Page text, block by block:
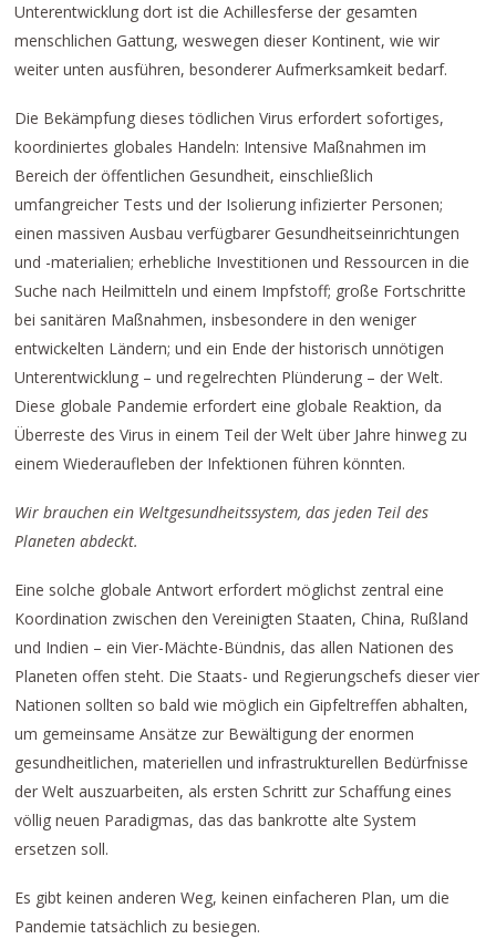
Unterentwicklung dort ist die Achillesferse der gesamten
menschlichen Gattung, weswegen dieser Kontinent, wie wir
weiter unten ausführen, besonderer Aufmerksamkeit bedarf.
Die Bekämpfung dieses tödlichen Virus erfordert sofortiges,
koordiniertes globales Handeln: Intensive Maßnahmen im
Bereich der öffentlichen Gesundheit, einschließlich
umfangreicher Tests und der Isolierung infizierter Personen;
einen massiven Ausbau verfügbarer Gesundheitseinrichtungen
und -materialien; erhebliche Investitionen und Ressourcen in die
Suche nach Heilmitteln und einem Impfstoff; große Fortschritte
bei sanitären Maßnahmen, insbesondere in den weniger
entwickelten Ländern; und ein Ende der historisch unnötigen
Unterentwicklung – und regelrechten Plünderung – der Welt.
Diese globale Pandemie erfordert eine globale Reaktion, da
Überreste des Virus in einem Teil der Welt über Jahre hinweg zu
einem Wiederaufleben der Infektionen führen könnten.
Wir brauchen ein Weltgesundheitssystem, das jeden Teil des
Planeten abdeckt.
Eine solche globale Antwort erfordert möglichst zentral eine
Koordination zwischen den Vereinigten Staaten, China, Rußland
und Indien – ein Vier-Mächte-Bündnis, das allen Nationen des
Planeten offen steht. Die Staats- und Regierungschefs dieser vier
Nationen sollten so bald wie möglich ein Gipfeltreffen abhalten,
um gemeinsame Ansätze zur Bewältigung der enormen
gesundheitlichen, materiellen und infrastrukturellen Bedürfnisse
der Welt auszuarbeiten, als ersten Schritt zur Schaffung eines
völlig neuen Paradigmas, das das bankrotte alte System
ersetzen soll.
Es gibt keinen anderen Weg, keinen einfacheren Plan, um die
Pandemie tatsächlich zu besiegen.